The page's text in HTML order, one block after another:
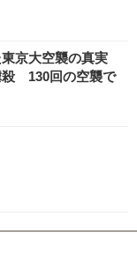
京大空襲の真実
130回の空襲で